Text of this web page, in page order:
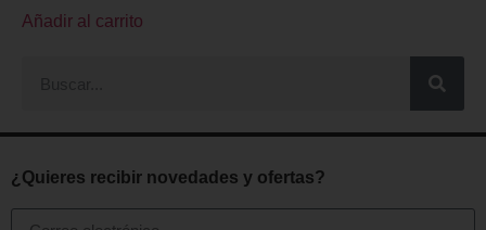
Añadir al carrito
¿Quieres recibir novedades y ofertas?